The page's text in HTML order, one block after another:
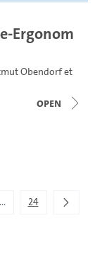
Ergonom
Obendorfet
open
navigate.
...
Intermediate Pages
24